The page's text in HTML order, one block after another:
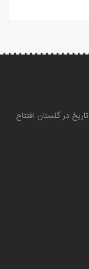
در گلستان افتتاح